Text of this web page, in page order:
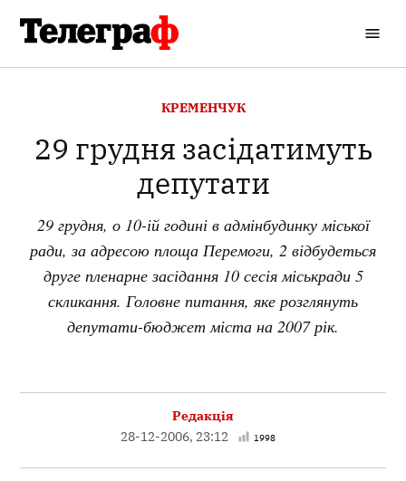
вмісту
Телеграф
ОПУБЛІКОВАНО
КРЕМЕНЧУК
29 грудня засідатимуть
депутати
29 грудня, о 10-ій годині в адмінбудинку міської
ради, за адресою площа Перемоги, 2 відбудеться
друге пленарне засідання 10 сесія міськради 5
скликання. Головне питання, яке розглянуть
депутати-бюджет міста на 2007 рік.
Редакція
28-12-2006, 23:12
1998